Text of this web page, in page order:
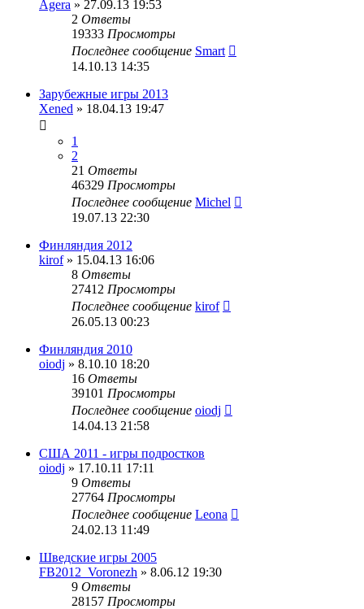
Agera » 27.09.13 19:53
2 Ответы
19333 Просмотры
Последнее сообщение Smart
14.10.13 14:35
Зарубежные игры 2013
Xened » 18.04.13 19:47
1
2
21 Ответы
46329 Просмотры
Последнее сообщение Michel
19.07.13 22:30
Финляндия 2012
kirof» 15.04.13 16:06
8 Ответы
27412 Просмотры
Последнее сообщение kirof
26.05.13 00:23
Финляндия 2010
oiodj » 8.10.10 18:20
16 Ответы
39101 Просмотры
Последнее сообщение oiodj
14.04.13 21:58
США 2011 - игры подростков
oiodj » 17.10.11 17:11
9 Ответы
27764 Просмотры
Последнее сообщение Leona
24.02.13 11:49
Шведские игры 2005
FB2012_Voronezh » 8.06.12 19:30
9 Ответы
28157 Просмотры